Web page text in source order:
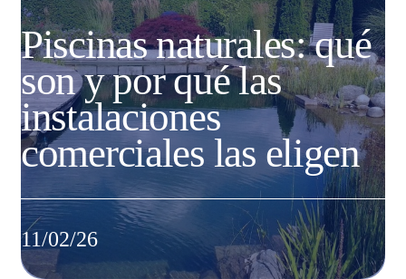
Piscinas naturales: qué
son y por qué las
instalaciones
comerciales las eligen
11/02/26